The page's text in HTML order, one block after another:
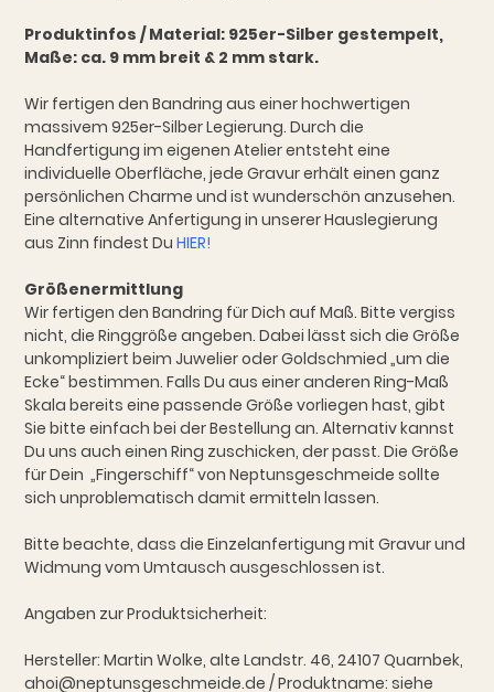
Produktinfos / Material: 925er-Silber gestempelt,
Maße: ca. 9 mm breit & 2 mm stark.
Wir fertigen den Bandring aus einer hochwertigen
massivem 925er-Silber Legierung. Durch die
Handfertigung im eigenen Atelier entsteht eine
individuelle Oberfläche, jede Gravur erhält einen ganz
persönlichen Charme und ist wunderschön anzusehen.
Eine alternative Anfertigung in unserer Hauslegierung
aus Zinn findest DuHIER!
Größenermittlung
Wir fertigen den Bandring für Dich auf Maß. Bitte vergiss
nicht, die Ringgröße angeben. Dabei lässt sich die Größe
unkompliziert beim Juwelier oder Goldschmied „um die
Ecke“ bestimmen. Falls Du aus einer anderen Ring-Maß
Skala bereits eine passende Größe vorliegen hast, gibt
Sie bitte einfach bei der Bestellung an. Alternativ kannst
Du uns auch einen Ring zuschicken, der passt. Die Größe
für Dein „Fingerschiff“ von Neptunsgeschmeide sollte
sich unproblematisch damit ermitteln lassen.
Bitte beachte, dass die Einzelanfertigung mit Gravur und
Widmung vom Umtausch ausgeschlossen ist.
Angaben zur Produktsicherheit:
Hersteller: Martin Wolke, alte Landstr. 46, 24107 Quarnbek,
ahoi@neptunsgeschmeide.de / Produktname: siehe